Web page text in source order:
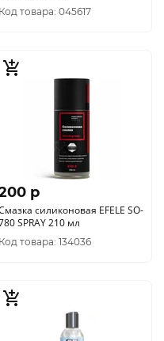
Код товара: 045617
p
силиконовая EFELE SO-
SPRAY 210 мл
Код товара: 134036